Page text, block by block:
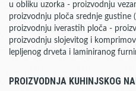
u obliku uzorka - proizvodnju
proizvodnju ploča srednje
proizvodnju iverastih ploča -
proizvodnju slojevitog i
lepljenog drveta i laminiranog
PROIZVODNJA KUHINJSKOG